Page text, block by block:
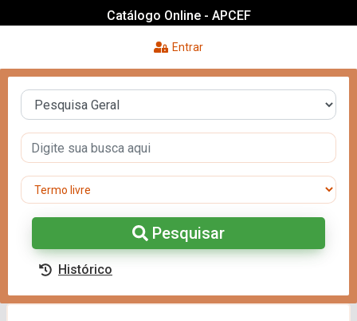
Catálogo Online - APCEF
Entrar
Pesquisar
Histórico